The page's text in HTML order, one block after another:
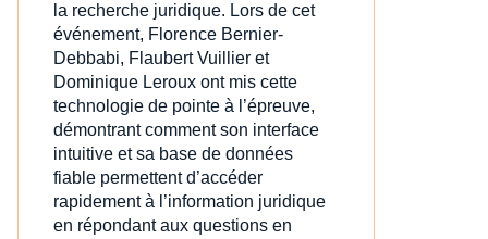
la recherche juridique. Lors de cet
événement, Florence Bernier-
Debbabi, Flaubert Vuillier et
Dominique Leroux ont mis cette
technologie de pointe à l’épreuve,
démontrant comment son interface
intuitive et sa base de données
fiable permettent d’accéder
rapidement à l’information juridique
en répondant aux questions en